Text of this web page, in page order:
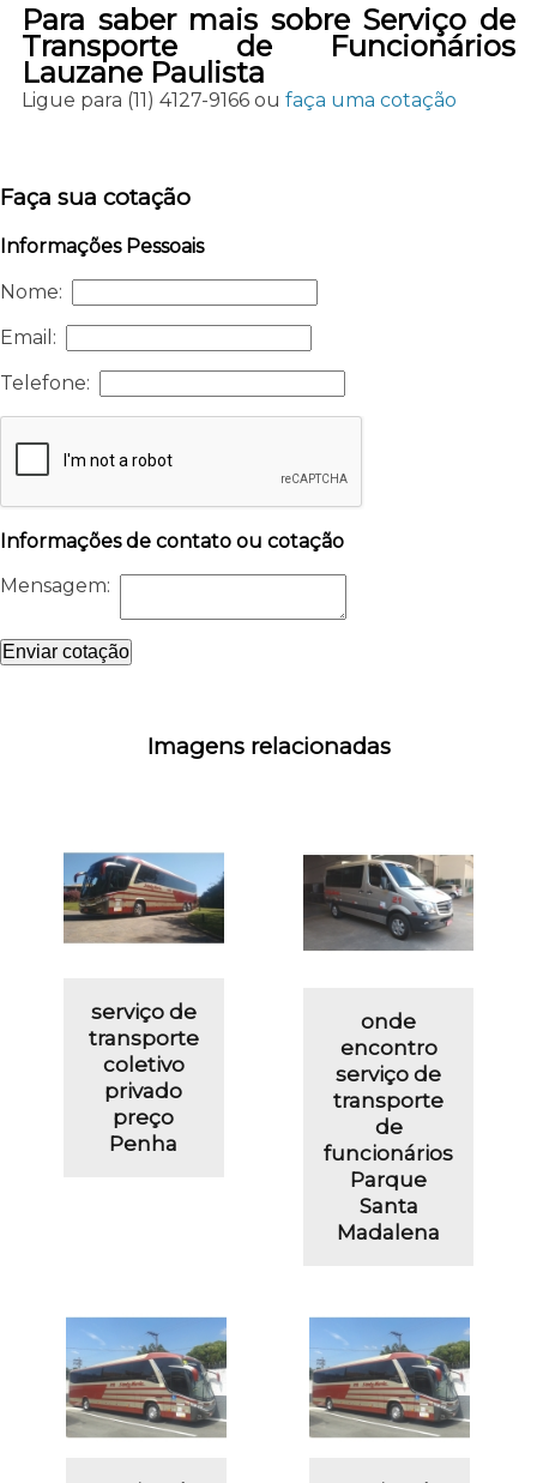
Para saber mais sobre Serviço de
Transporte de Funcionários
Lauzane Paulista
Ligue para (11) 4127-9166ou faça uma cotação
Faça sua cotação
Informações Pessoais
Nome:
Email:
Telefone:
Informações de contato ou cotação
Mensagem:
Enviar cotação
Imagens relacionadas
serviço de
transporte
coletivo
privado
preço
Penha
onde
encontro
serviço de
transporte
de
funcionários
Parque
Santa
Madalena